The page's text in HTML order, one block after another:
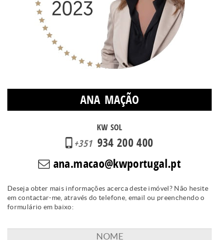
ANA MAÇÃO
KW SOL
+351 934 200 400
ana.macao@kwportugal.pt
Deseja obter mais informações acerca deste imóvel? Não hesite
em contactar-me, através do telefone, email ou preenchendo o
formulário em baixo: